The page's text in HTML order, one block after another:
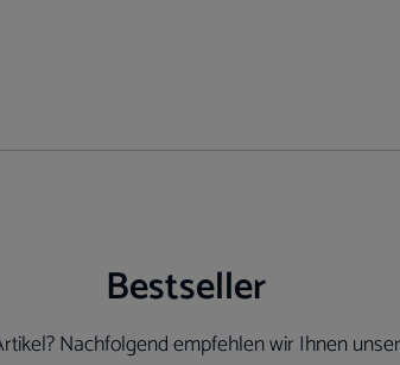
Bestseller
Nachfolgend empfehlen wir Ihnen